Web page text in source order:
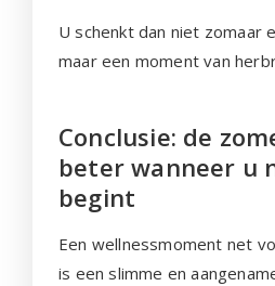
U schenkt dan niet zomaar
maar een moment van
Conclusie: de
beter wanneer u
begint
Een wellnessmoment net
is een slimme en